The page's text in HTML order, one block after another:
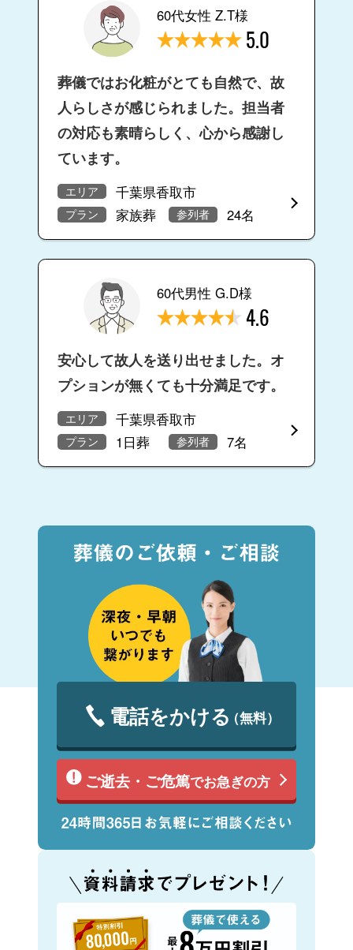
60代女性 Z.T様
5.0
葬儀ではお化粧がとても自然で、故
人らしさが感じられました。担当者
の対応も素晴らしく、心から感謝し
ています。
エリア 千葉県香取市
プラン 家族葬 参列者 24名
60代男性 G.D様
4.6
安心して故人を送り出せました。オ
プションが無くても十分満足です。
エリア 千葉県香取市
プラン 1日葬 参列者 7名
電話をかける（無料）
ご逝去・ご危篤でお急ぎの方